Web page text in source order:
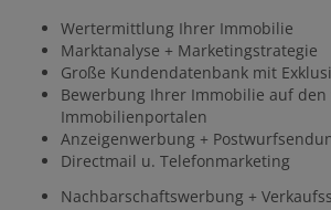
Wertermittlung Ihrer Immobilie
Marktanalyse + Marketingstrategie
Große Kundendatenbank mit
Bewerbung Ihrer Immobilie auf
Immobilienportalen
Anzeigenwerbung +
Directmail u. Telefonmarketing
Nachbarschaftswerbung +